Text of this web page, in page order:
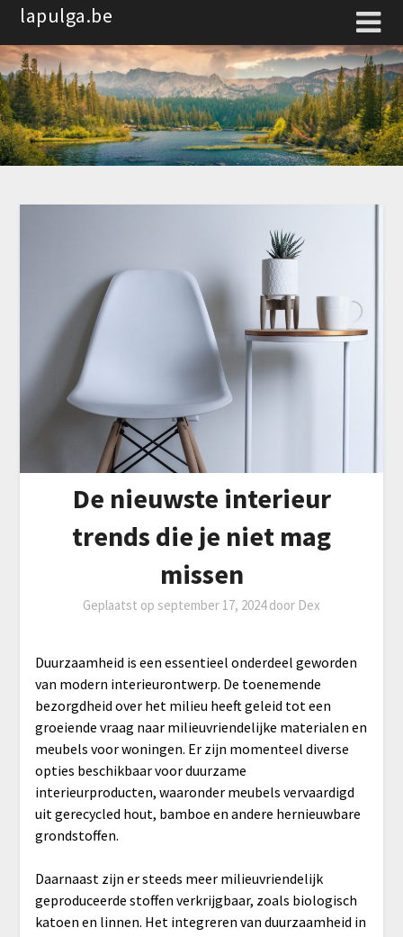
Spring
de
inhoud
lapulga.be
De nieuwste interieur
trends die je niet mag
missen
Geplaatst op september 17, 2024door Dex
Duurzaamheid is een essentieel onderdeel geworden
van modern interieurontwerp. De toenemende
bezorgdheid over het milieu heeft geleid tot een
groeiende vraag naar milieuvriendelijke materialen en
meubels voor woningen. Er zijn momenteel diverse
opties beschikbaar voor duurzame
interieurproducten, waaronder meubels vervaardigd
uit gerecycled hout, bamboe en andere hernieuwbare
grondstoffen.
Daarnaast zijn er steeds meer milieuvriendelijk
geproduceerde stoffen verkrijgbaar, zoals biologisch
katoen en linnen. Het integreren van duurzaamheid in